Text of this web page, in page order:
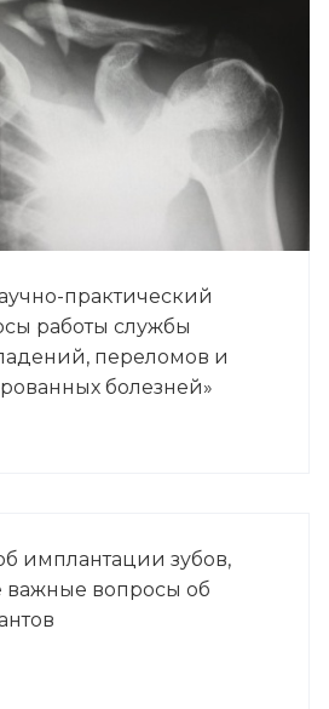
практический
работы службы
переломов и
болезней»
имплантации зубов,
важные вопросы об